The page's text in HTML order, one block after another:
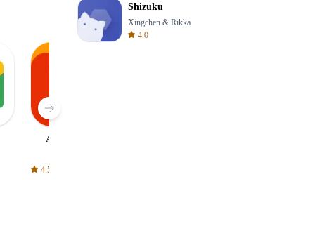
AliExpress
4.5
Shizuku
Xingchen & Rikka
4.0